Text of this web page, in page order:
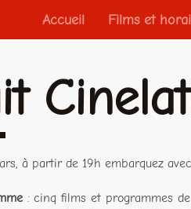
Accueil Films et
à partir de 19h embarquez
: cinq films et programmes